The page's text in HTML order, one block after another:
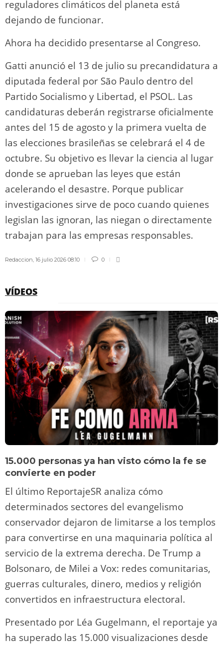
reguladores climáticos del planeta está
dejando de funcionar.
Ahora ha decidido presentarse al Congreso.
Gatti anunció el 13 de julio su precandidatura a
diputada federal por São Paulo dentro del
Partido Socialismo y Libertad, el PSOL. Las
candidaturas deberán registrarse oficialmente
antes del 15 de agosto y la primera vuelta de
las elecciones brasileñas se celebrará el 4 de
octubre. Su objetivo es llevar la ciencia al lugar
donde se aprueban las leyes que están
acelerando el desastre. Porque publicar
investigaciones sirve de poco cuando quienes
legislan las ignoran, las niegan o directamente
trabajan para las empresas responsables.
Redaccion 16 julio 2026 08:10 0
VÍDEOS
15.000 personas ya han visto cómo la fe se
convierte en poder
El último ReportajeSR analiza cómo
determinados sectores del evangelismo
conservador dejaron de limitarse a los templos
para convertirse en una maquinaria política al
servicio de la extrema derecha. De Trump a
Bolsonaro, de Milei a Vox: redes comunitarias,
guerras culturales, dinero, medios y religión
convertidos en infraestructura electoral.
Presentado por Léa Gugelmann, el reportaje ya
ha superado las 15.000 visualizaciones desde